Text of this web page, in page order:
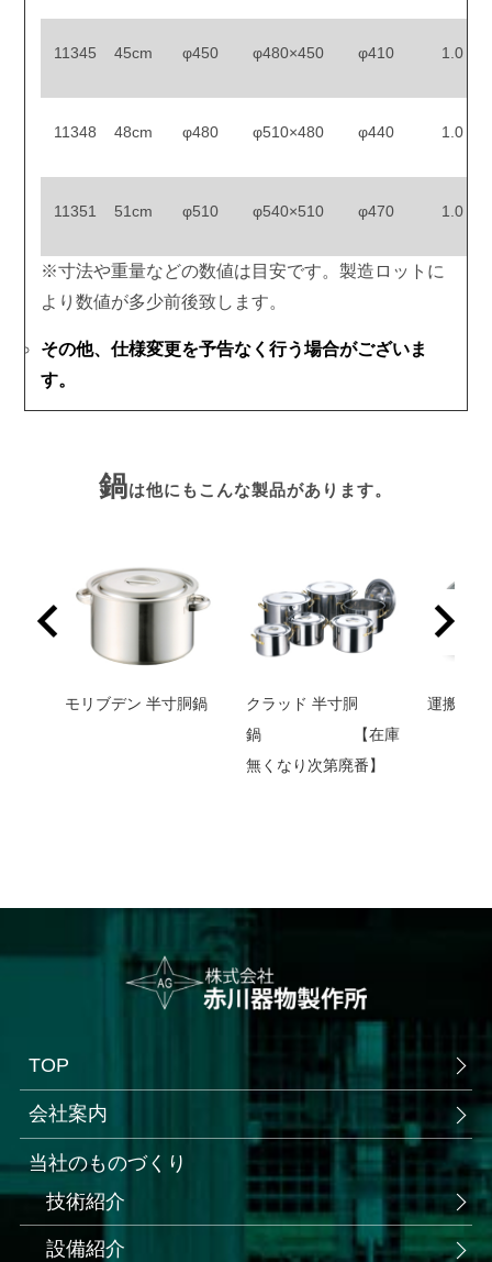
11345 45cm φ450 φ480×450 φ410 1.0
11348 48cm φ480 φ510×480 φ440 1.0
11351 51cm φ510 φ540×510 φ470 1.0
※寸法や重量などの数値は目安です。製造ロットに
より数値が多少前後致します。
その他、仕様変更を予告なく行う場合がございま
す。
鍋は他にもこんな製品があります。
モリブデン 半寸胴鍋
クラッド 半寸胴
鍋 【在庫
無くなり次第廃番】
運搬用台
TOP
会社案内
当社のものづくり
技術紹介
設備紹介